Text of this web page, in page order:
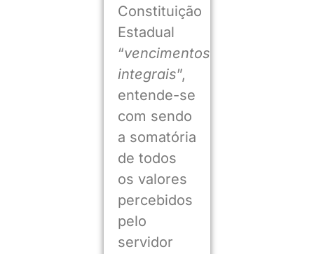
Constituição
Estadual
“vencimentos
integrais”,
entende-se
com sendo
a somatória
de todos
os valores
percebidos
pelo
servidor